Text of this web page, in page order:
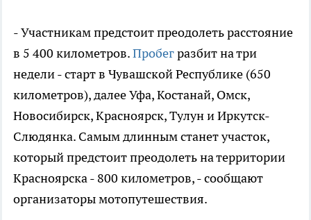
- Участникам предстоит преодолеть расстояние
в 5 400 километров.Пробегразбит на три
недели - старт в Чувашской Республике (650
километров), далее Уфа, Костанай, Омск,
Новосибирск, Красноярск, Тулун и Иркутск-
Слюдянка. Самым длинным станет участок,
который предстоит преодолеть на территории
Красноярска - 800 километров, - сообщают
организаторы мотопутешествия.